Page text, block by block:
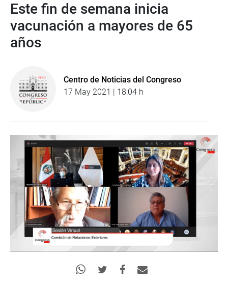
Este fin de semana inicia
vacunación a mayores de 65
años
Centro de Noticias del Congreso
17 May 2021 | 18:04 h